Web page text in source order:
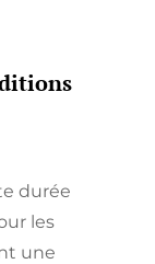
durée
les
une